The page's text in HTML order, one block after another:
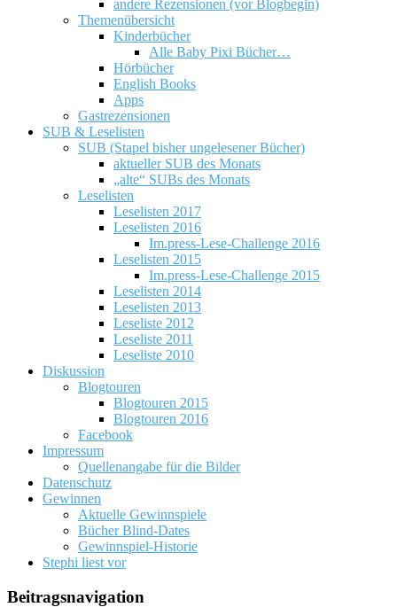
andere Rezensionen (vor Blogbegin)
Themenübersicht
Kinderbücher
Alle Baby Pixi Bücher…
Hörbücher
English Books
Apps
Gastrezensionen
SUB & Leselisten
SUB (Stapel bisher ungelesener Bücher)
aktueller SUB des Monats
„alte“ SUBs des Monats
Leselisten
Leselisten 2017
Leselisten 2016
Im.press-Lese-Challenge 2016
Leselisten 2015
Im.press-Lese-Challenge 2015
Leselisten 2014
Leselisten 2013
Leseliste 2012
Leseliste 2011
Leseliste 2010
Diskussion
Blogtouren
Blogtouren 2015
Blogtouren 2016
Facebook
Impressum
Quellenangabe für die Bilder
Datenschutz
Gewinnen
Aktuelle Gewinnspiele
Bücher Blind-Dates
Gewinnspiel-Historie
Stephi liest vor
Beitragsnavigation